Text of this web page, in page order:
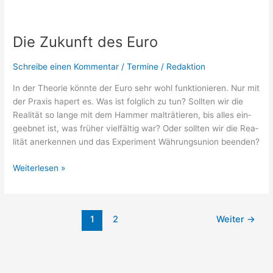
Die Zukunft des Euro
Schreibe einen Kommentar /Termine / Redaktion
In der Theo­rie könn­te der Euro sehr wohl funk­tio­nie­ren. Nur mit
der Pra­xis hapert es. Was ist folg­lich zu tun? Soll­ten wir die
Rea­li­tät so lan­ge mit dem Ham­mer mal­trä­tie­ren, bis alles ein­
ge­eb­net ist, was frü­her viel­fäl­tig war? Oder soll­ten wir die Rea­
li­tät aner­ken­nen und das Expe­ri­ment Wäh­rungs­uni­on beenden?
des Euro
Weiterlesen »
1 2 Weiter →